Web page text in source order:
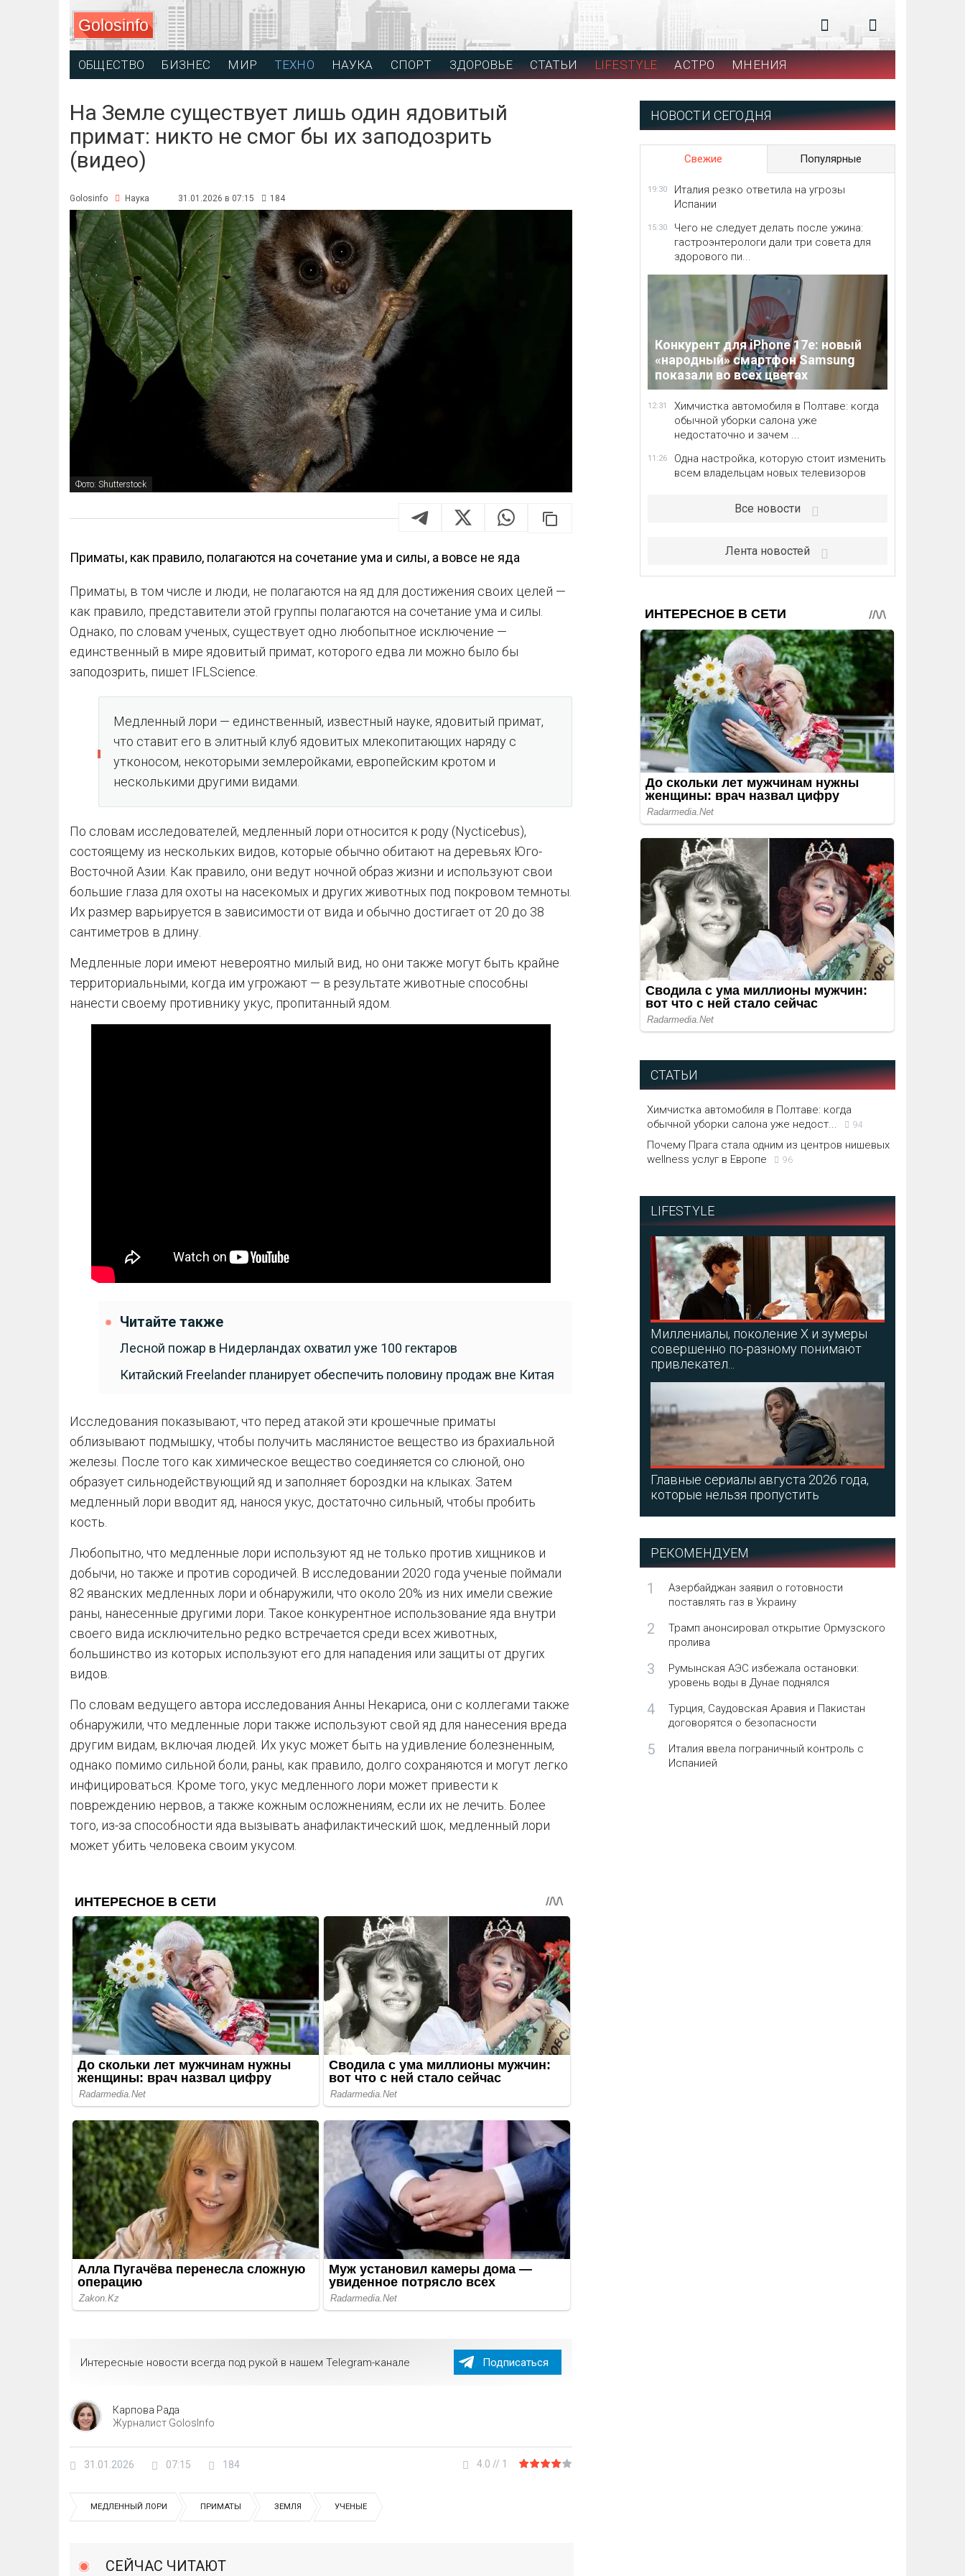
Golosinfo
ОБЩЕСТВО БИЗНЕС МИР ТЕХНО НАУКА СПОРТ ЗДОРОВЬЕ СТАТЬИ LIFESTYLE АСТРО МНЕНИЯ
На Земле существует лишь один ядовитый
примат: никто не смог бы их заподозрить
(видео)
Golosinfo Наука 31.01.2026 в 07:15 184
Фото: Shutterstock
Приматы, как правило, полагаются на сочетание ума и силы, а вовсе не яда
Приматы, в том числе и люди, не полагаются на яд для достижения своих целей —
как правило, представители этой группы полагаются на сочетание ума и силы.
Однако, по словам ученых, существует одно любопытное исключение —
единственный в мире ядовитый примат, которого едва ли можно было бы
заподозрить, пишет IFLScience.
Медленный лори — единственный, известный науке, ядовитый примат,
что ставит его в элитный клуб ядовитых млекопитающих наряду с
утконосом, некоторыми землеройками, европейским кротом и
несколькими другими видами.
По словам исследователей, медленный лори относится к роду (Nycticebus),
состоящему из нескольких видов, которые обычно обитают на деревьях Юго-
Восточной Азии. Как правило, они ведут ночной образ жизни и используют свои
большие глаза для охоты на насекомых и других животных под покровом темноты.
Их размер варьируется в зависимости от вида и обычно достигает от 20 до 38
сантиметров в длину.
Медленные лори имеют невероятно милый вид, но они также могут быть крайне
территориальными, когда им угрожают — в результате животные способны
нанести своему противнику укус, пропитанный ядом.
Читайте также
Лесной пожар в Нидерландах охватил уже 100 гектаров
Китайский Freelander планирует обеспечить половину продаж вне Китая
Исследования показывают, что перед атакой эти крошечные приматы
облизывают подмышку, чтобы получить маслянистое вещество из брахиальной
железы. После того как химическое вещество соединяется со слюной, оно
образует сильнодействующий яд и заполняет бороздки на клыках. Затем
медленный лори вводит яд, нанося укус, достаточно сильный, чтобы пробить
кость.
Любопытно, что медленные лори используют яд не только против хищников и
добычи, но также и против сородичей. В исследовании 2020 года ученые поймали
82 яванских медленных лори и обнаружили, что около 20% из них имели свежие
раны, нанесенные другими лори. Такое конкурентное использование яда внутри
своего вида исключительно редко встречается среди всех животных,
большинство из которых используют его для нападения или защиты от других
видов.
По словам ведущего автора исследования Анны Некариса, они с коллегами также
обнаружили, что медленные лори также используют свой яд для нанесения вреда
другим видам, включая людей. Их укус может быть на удивление болезненным,
однако помимо сильной боли, раны, как правило, долго сохраняются и могут легко
инфицироваться. Кроме того, укус медленного лори может привести к
повреждению нервов, а также кожным осложнениям, если их не лечить. Более
того, из-за способности яда вызывать анафилактический шок, медленный лори
может убить человека своим укусом.
Интересные новости всегда под рукой в нашем Telegram-канале Подписаться
Карпова Рада
Журналист GolosInfo
31.01.2026 07:15 184 4.0 // 1
МЕДЛЕННЫЙ ЛОРИ ПРИМАТЫ ЗЕМЛЯ УЧЕНЫЕ
СЕЙЧАС ЧИТАЮТ
НОВОСТИ СЕГОДНЯ
Свежие Популярные
19:30
Италия резко ответила на угрозы
Испании
15:30
Чего не следует делать после ужина:
гастроэнтерологи дали три совета для
здорового пи...
Конкурент для iPhone 17e: новый
«народный» смартфон Samsung
показали во всех цветах
12:31
Химчистка автомобиля в Полтаве: когда
обычной уборки салона уже
недостаточно и зачем ...
11:26
Одна настройка, которую стоит изменить
всем владельцам новых телевизоров
Все новости
Лента новостей
СТАТЬИ
Химчистка автомобиля в Полтаве: когда
обычной уборки салона уже недост...
94
Почему Прага стала одним из центров нишевых
wellness услуг в Европе
96
LIFESTYLE
Миллениалы, поколение X и зумеры
совершенно по-разному понимают
привлекател...
Главные сериалы августа 2026 года,
которые нельзя пропустить
РЕКОМЕНДУЕМ
1
Азербайджан заявил о готовности
поставлять газ в Украину
2
Трамп анонсировал открытие Ормузского
пролива
3
Румынская АЭС избежала остановки:
уровень воды в Дунае поднялся
4
Турция, Саудовская Аравия и Пакистан
договорятся о безопасности
5
Италия ввела пограничный контроль с
Испанией